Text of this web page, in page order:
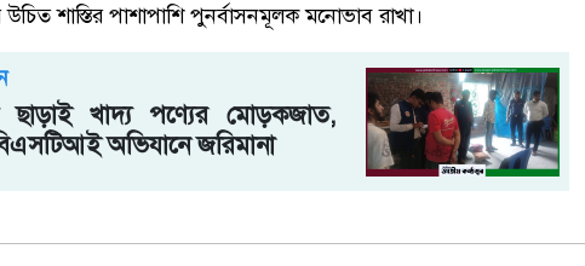
উচিত শাস্তির পাশাপাশি পুনর্বাসনমূলক মনোভাব রাখা।
ছাড়াই খাদ্য পণ্যের মোড়কজাত,
অভিযানে জরিমানা